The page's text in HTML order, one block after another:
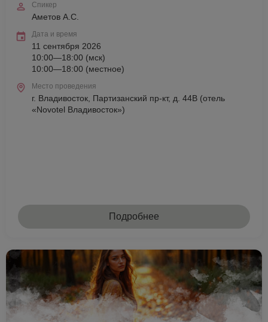
Спикер
Аметов А.С.
Дата и время
11 сентября 2026
10:00—18:00 (мск)
10:00—18:00 (местное)
Место проведения
г. Владивосток, Партизанский пр-кт, д. 44В (отель
«Novotel Владивосток»)
Подробнее